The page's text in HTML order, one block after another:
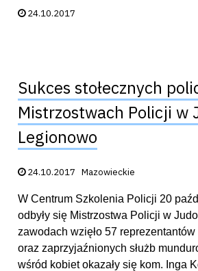
Data publikacji:
24.10.2017
Sukces stołecznych
Mistrzostwach Policji w
Legionowo
Data publikacji:
24.10.2017 Mazowieckie
W Centrum Szkolenia Policji 20
odbyły się Mistrzostwa Policji w
zawodach wzięło 57
oraz zaprzyjaźnionych służb
wśród kobiet okazały się kom. Inga